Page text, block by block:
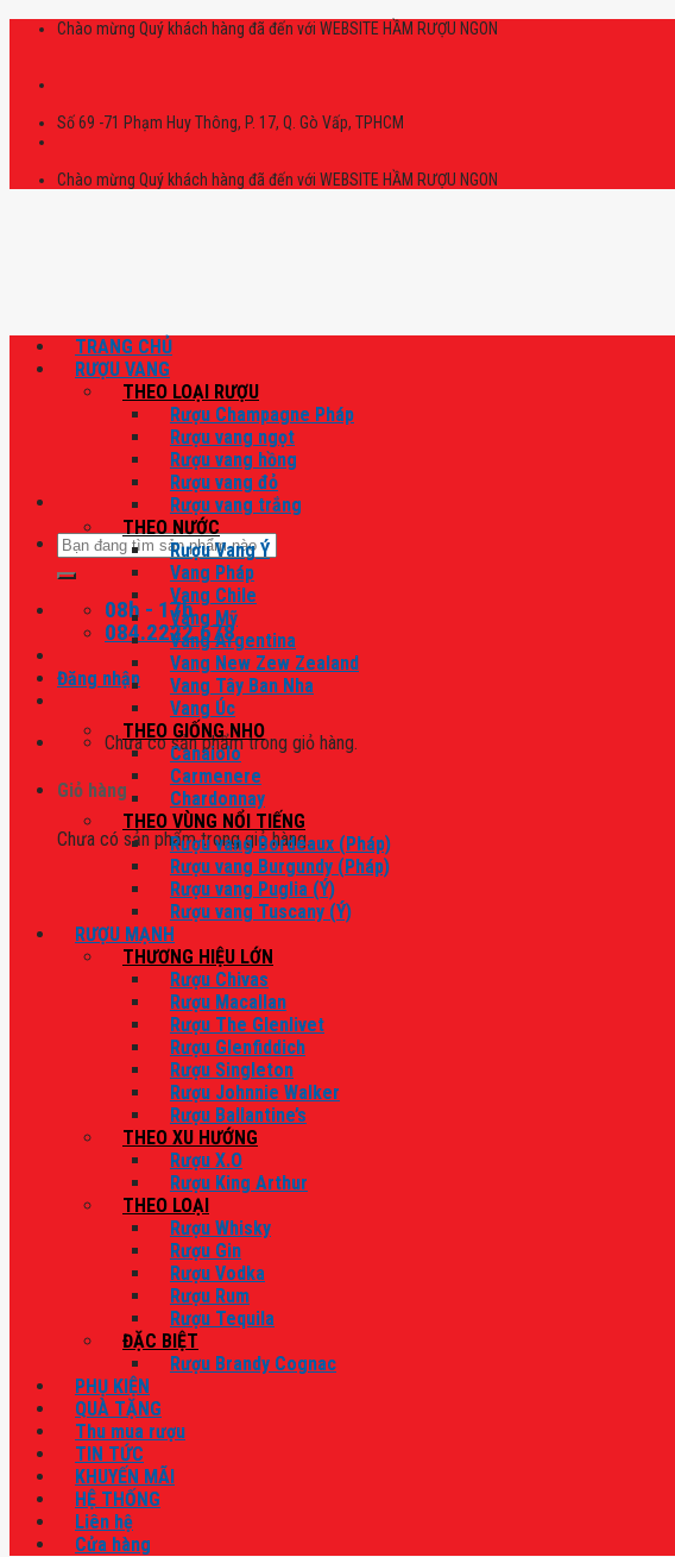
Skip
Chào mừng Quý khách hàng đã đến với WEBSITE HẦM RƯỢU NGON
Số 69 -71 Phạm Huy Thông, P. 17, Q. Gò Vấp, TPHCM
Chào mừng Quý khách hàng đã đến với WEBSITE HẦM RƯỢU NGON
Tìm
kiếm:
08h - 17h
084.2222.678
Đăng nhập
Chưa có sản phẩm trong giỏ hàng.
Giỏ hàng
Chưa có sản phẩm trong giỏ hàng.
TRANG CHỦ
RƯỢU VANG
THEO LOẠI RƯỢU
Rượu Champagne Pháp
Rượu vang ngọt
Rượu vang hồng
Rượu vang đỏ
Rượu vang trắng
THEO NƯỚC
Rượu Vang Ý
Vang Pháp
Vang Chile
Vang Mỹ
Vang Argentina
Vang New Zew Zealand
Vang Tây Ban Nha
Vang Úc
THEO GIỐNG NHO
Canaiolo
Carmenere
Chardonnay
THEO VÙNG NỔI TIẾNG
Rượu vang Bordeaux (Pháp)
Rượu vang Burgundy (Pháp)
Rượu vang Puglia (Ý)
Rượu vang Tuscany (Ý)
RƯỢU MẠNH
THƯƠNG HIỆU LỚN
Rượu Chivas
Rượu Macallan
Rượu The Glenlivet
Rượu Glenfiddich
Rượu Singleton
Rượu Johnnie Walker
Rượu Ballantine’s
THEO XU HƯỚNG
Rượu X.O
Rượu King Arthur
THEO LOẠI
Rượu Whisky
Rượu Gin
Rượu Vodka
Rượu Rum
Rượu Tequila
ĐẶC BIỆT
Rượu Brandy Cognac
PHỤ KIỆN
QUÀ TẶNG
Thu mua rượu
TIN TỨC
KHUYẾN MÃI
HỆ THỐNG
Liên hệ
Cửa hàng